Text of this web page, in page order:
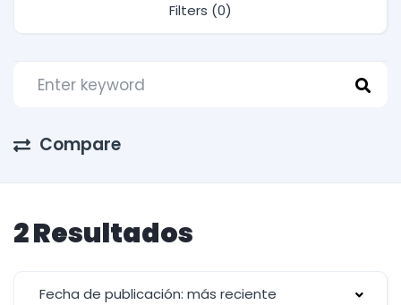
Filters (0)
Compare
2 Resultados
Fecha de publicación: más reciente